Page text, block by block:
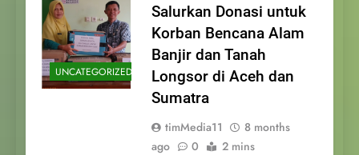
UNCATEGORIZED
Salurkan Donasi untuk
Korban Bencana Alam
Banjir dan Tanah
Longsor di Aceh dan
Sumatra
timMedia11
8 months
ago
0 2 mins